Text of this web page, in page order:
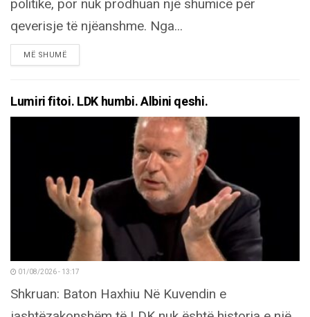
politike, por nuk prodhuan një shumicë për
qeverisje të njëanshme. Nga...
MË SHUMËDETAILS
Lumiri fitoi. LDK humbi. Albini qeshi.
01/08/2026 - 13:17
Shkruan: Baton Haxhiu Në Kuvendin e